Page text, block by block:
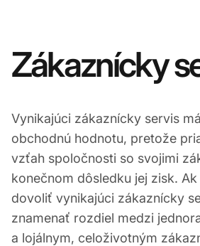
Zákaznícky
Vynikajúci zákaznícky servis
obchodnú hodnotu, pretože
vzťah spoločnosti so svojimi
konečnom dôsledku jej zisk.
dovoliť vynikajúci zákaznícky
znamenať rozdiel medzi
a lojálnym, celoživotným